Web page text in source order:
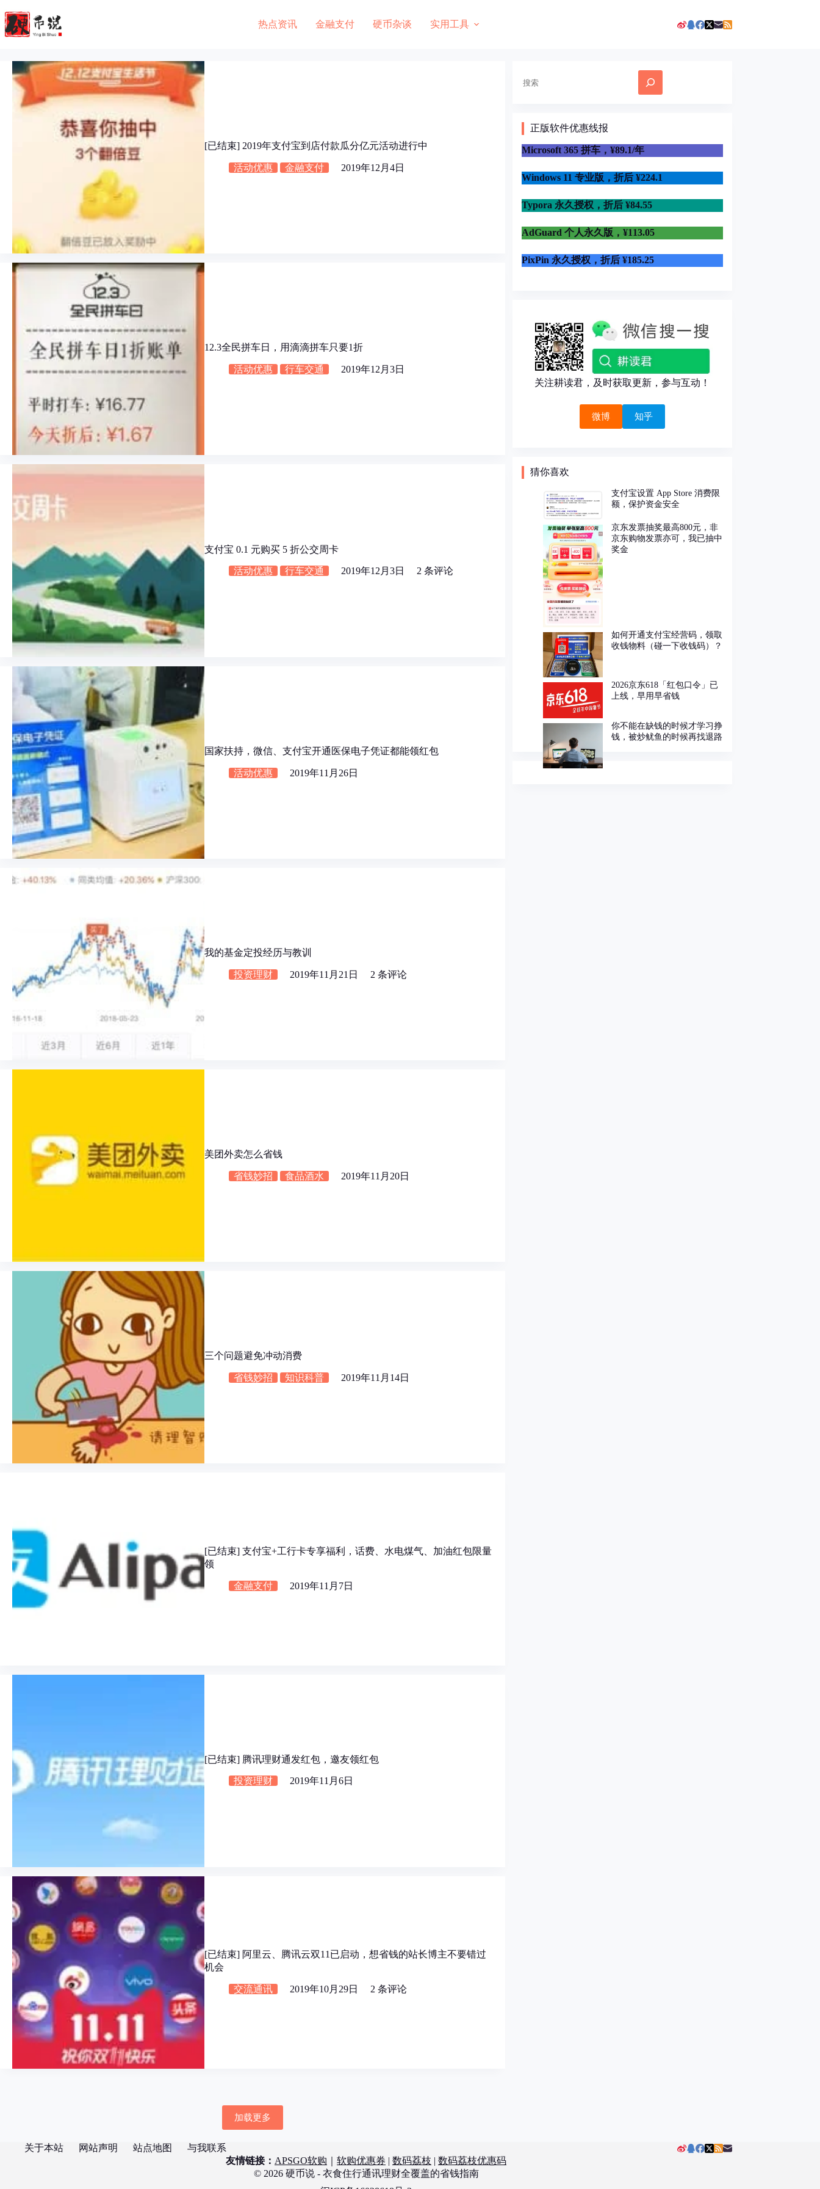
至
内
热点资讯 金融支付 硬币杂谈 实用工具
[已结束] 2019年支付宝到店付款瓜分亿元活动进行中
活动优惠 金融支付 2019年12月4日
12.3全民拼车日，用滴滴拼车只要1折
活动优惠 行车交通 2019年12月3日
支付宝 0.1 元购买 5 折公交周卡
活动优惠 行车交通 2019年12月3日 2 条评论
国家扶持，微信、支付宝开通医保电子凭证都能领红包
活动优惠 2019年11月26日
我的基金定投经历与教训
投资理财 2019年11月21日 2 条评论
美团外卖怎么省钱
省钱妙招 食品酒水 2019年11月20日
三个问题避免冲动消费
省钱妙招 知识科普 2019年11月14日
[已结束] 支付宝+工行卡专享福利，话费、水电煤气、加油红包限量
领
金融支付 2019年11月7日
[已结束] 腾讯理财通发红包，邀友领红包
投资理财 2019年11月6日
[已结束] 阿里云、腾讯云双11已启动，想省钱的站长博主不要错过
机会
交流通讯 2019年10月29日 2 条评论
加载更多
索
正版软件优惠线报
Microsoft 365 拼车，¥89.1/年
Windows 11 专业版，折后 ¥224.1
Typora 永久授权，折后 ¥84.55
AdGuard 个人永久版，¥113.05
PixPin 永久授权，折后 ¥185.25
关注耕读君，及时获取更新，参与互动！
微博 知乎
猜你喜欢
支付宝设置 App Store 消费限
额，保护资金安全
京东发票抽奖最高800元，非
京东购物发票亦可，我已抽中
奖金
如何开通支付宝经营码，领取
收钱物料（碰一下收钱码）？
2026京东618「红包口令」已
上线，早用早省钱
你不能在缺钱的时候才学习挣
钱，被炒鱿鱼的时候再找退路
关于本站 网站声明 站点地图
与我联系
友情链接： APSGO软购 软购优惠券 | 数码荔枝 | 数码荔枝优惠码
© 2026 硬币说 - 衣食住行通讯理财全覆盖的省钱指南